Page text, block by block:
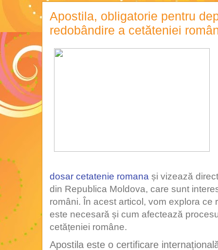
Apostila, obligatorie pentru
redobândire a cetăteniei
dosar cetatenie romana și vizează
din Republica Moldova, care sunt
români. În acest articol, vom explora ce
este necesară și cum afectează
cetățeniei române.
Apostila este o certificare